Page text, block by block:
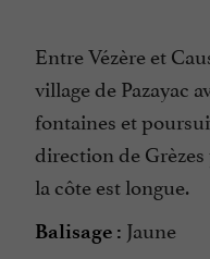
Entre Vézère et
village de Pazayac
fontaines et
direction de
la côte est longue.
Balisage : Jaune